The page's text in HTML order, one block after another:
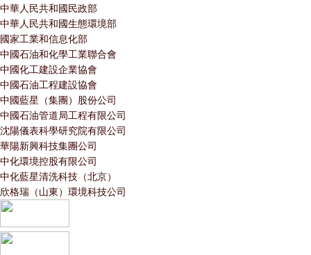
中華人民共和國民政部
中華人民共和國生態環境部
國家工業和信息化部
中國石油和化學工業聯合會
中國化工建設企業協會
中國石油工程建設協會
中國藍星（集團）股份公司
中國石油管道局工程有限公司
沈陽儀表科學研究院有限公司
華陽新興科技集團公司
中化環境控股有限公司
中化藍星清洗科技（北京）
欣格瑞（山東）環境科技公司